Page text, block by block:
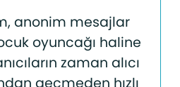
anonim mesajlar
oyuncağı haline
zaman alıcı
geçmeden hızlı